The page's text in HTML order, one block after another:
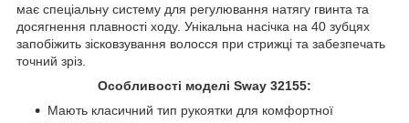
має спеціальну систему для регулювання натягу гвинта та
досягнення плавності ходу. Унікальна насічка на 40 зубцях
запобіжить зісковзування волосся при стрижці та забезпечать
точний зріз.
Особливості моделі Sway 32155:
Мають класичний тип рукоятки для комфортної